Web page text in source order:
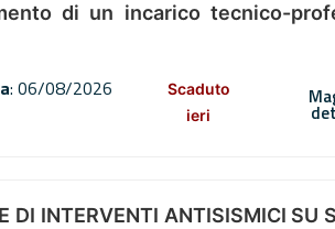
di un incarico tecnico-
: 06/08/2026
Scaduto
ieri
DI INTERVENTI ANTISISMICI SU